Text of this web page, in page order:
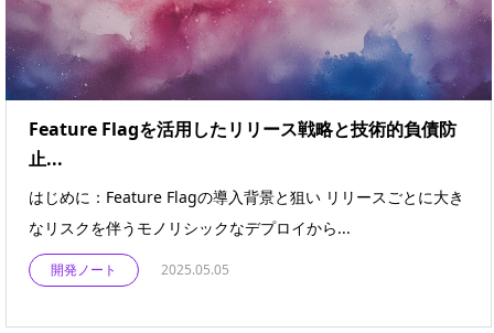
Feature Flagを活用したリリース戦略と技術的負債防
止...
はじめに：Feature Flagの導入背景と狙い リリースごとに大き
なリスクを伴うモノリシックなデプロイから...
開発ノート 2025.05.05